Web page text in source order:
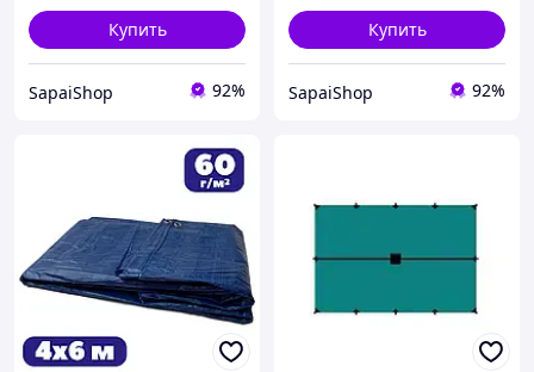
Купить
SapaiShop 92%
Купить
SapaiShop 92%